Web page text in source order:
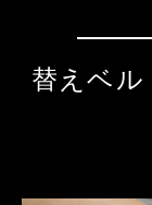
替えベル